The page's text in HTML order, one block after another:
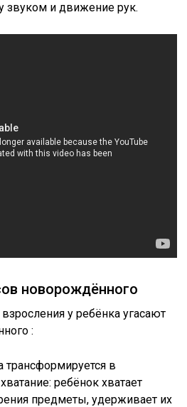
звуком и движение рук.
новорождённого
у ребёнка угасают
:
в
ребёнок хватает
предметы, удерживает их